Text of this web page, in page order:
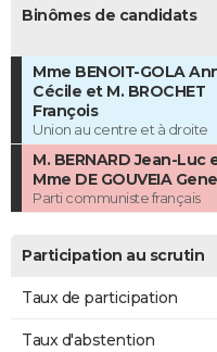
Binômes de candidats
Mme BENOIT-GOLA
Cécile et M. BROCHET
François
Union au centre et à droite
M. BERNARD Jean-Luc
Mme DE GOUVEIA
Parti communiste français
Participation au scrutin
Taux de participation
Taux d'abstention